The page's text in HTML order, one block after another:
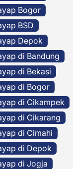
Bogor
BSD
Depok
di Bandung
di Bekasi
di Bogor
di Cikampek
di Cikarang
di Cimahi
di Depok
di Jogja